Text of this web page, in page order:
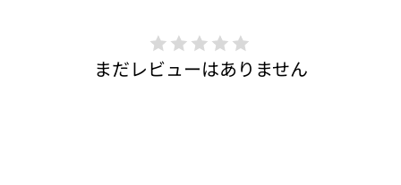
まだレビューはありません